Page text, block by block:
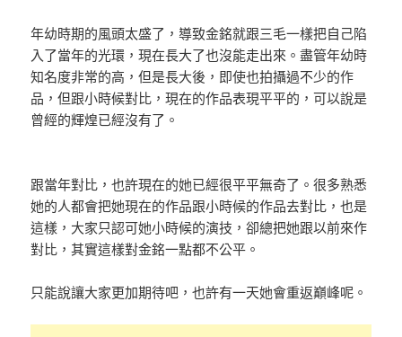
年幼時期的風頭太盛了，導致金銘就跟三毛一樣把自己陷
入了當年的光環，現在長大了也沒能走出來。盡管年幼時
知名度非常的高，但是長大後，即使也拍攝過不少的作
品，但跟小時候對比，現在的作品表現平平的，可以說是
曾經的輝煌已經沒有了。
跟當年對比，也許現在的她已經很平平無奇了。很多熟悉
她的人都會把她現在的作品跟小時候的作品去對比，也是
這樣，大家只認可她小時候的演技，卻總把她跟以前來作
對比，其實這樣對金銘一點都不公平。
只能說讓大家更加期待吧，也許有一天她會重返巔峰呢。